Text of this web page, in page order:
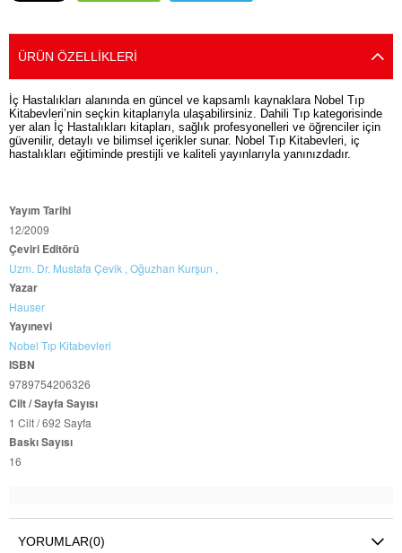
ÜRÜN ÖZELLIKLERI
İç Hastalıkları alanında en güncel ve kapsamlı kaynaklara Nobel Tıp
Kitabevleri’nin seçkin kitaplarıyla ulaşabilirsiniz. Dahili Tıp kategorisinde
yer alan İç Hastalıkları kitapları, sağlık profesyonelleri ve öğrenciler için
güvenilir, detaylı ve bilimsel içerikler sunar. Nobel Tıp Kitabevleri, iç
hastalıkları eğitiminde prestijli ve kaliteli yayınlarıyla yanınızdadır.
Yayım Tarihi
12/2009
Çeviri Editörü
Uzm. Dr. Mustafa Çevik , Oğuzhan Kurşun ,
Yazar
Hauser
Yayınevi
Nobel Tıp Kitabevleri
ISBN
9789754206326
Cilt / Sayfa Sayısı
1 Cilt / 692 Sayfa
Baskı Sayısı
16
YORUMLAR(0)